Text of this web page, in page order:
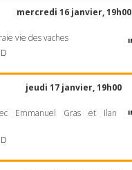
mercredi 16 janvier, 19h00
vie des vaches
jeudi 17 janvier, 19h00
Emmanuel Gras et Ilan